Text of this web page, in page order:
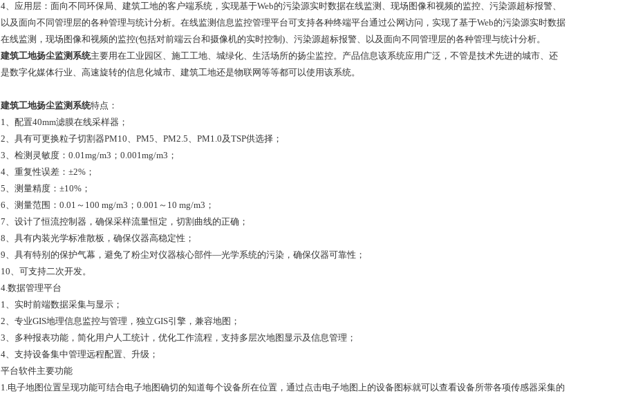
4、应用层：面向不同环保局、建筑工地的客户端系统，实现基于Web的污染源实时数据在线监测、现场图像和视频的监控、污染源超标报警、
以及面向不同管理层的各种管理与统计分析。在线监测信息监控管理平台可支持各种终端平台通过公网访问，实现了基于Web的污染源实时数据
在线监测，现场图像和视频的监控(包括对前端云台和摄像机的实时控制)、污染源超标报警、以及面向不同管理层的各种管理与统计分析。
建筑工地扬尘监测系统主要用在工业园区、施工工地、城绿化、生活场所的扬尘监控。产品信息该系统应用广泛，不管是技术先进的城市、还
是数字化媒体行业、高速旋转的信息化城市、建筑工地还是物联网等等都可以使用该系统。
建筑工地扬尘监测系统特点：
1、配置40mm滤膜在线采样器；
2、具有可更换粒子切割器PM10、PM5、PM2.5、PM1.0及TSP供选择；
3、检测灵敏度：0.01mg/m3；0.001mg/m3；
4、重复性误差：±2%；
5、测量精度：±10%；
6、测量范围：0.01～100 mg/m3；0.001～10 mg/m3；
7、设计了恒流控制器，确保采样流量恒定，切割曲线的正确；
8、具有内装光学标准散板，确保仪器高稳定性；
9、具有特别的保护气幕，避免了粉尘对仪器核心部件—光学系统的污染，确保仪器可靠性；
10、可支持二次开发。
4.数据管理平台
1、实时前端数据采集与显示；
2、专业GIS地理信息监控与管理，独立GIS引擎，兼容地图；
3、多种报表功能，简化用户人工统计，优化工作流程，支持多层次地图显示及信息管理；
4、支持设备集中管理远程配置、升级；
平台软件主要功能
1.电子地图位置呈现功能可结合电子地图确切的知道每个设备所在位置，通过点击电子地图上的设备图标就可以查看设备所带各项传感器采集的